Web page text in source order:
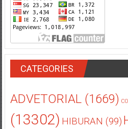
CATEGORIES
ADVETORIAL(1669)
(13302) HIBURAN (99)